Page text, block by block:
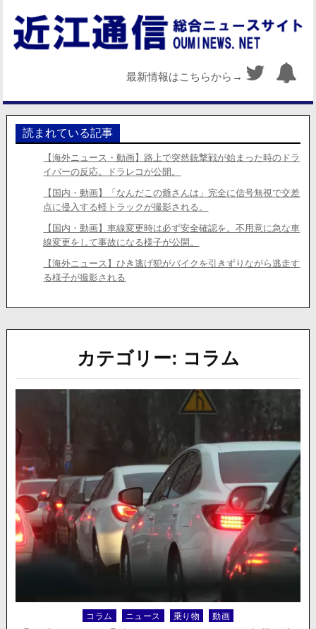
最新情報はこちらから→
読まれている記事
【海外ニュース・動画】路上で突然銃撃戦が始まった時のドラ
イバーの反応。ドラレコが公開。
【国内・動画】「なんだこの爺さんは」完全に信号無視で交差
点に侵入する軽トラックが撮影される。
【国内・動画】車線変更時は必ず安全確認を。不用意に急な車
線変更をして事故になる様子が公開。
【海外ニュース】ひき逃げ犯がバイクを引きずりながら逃走す
る様子が撮影される
カテゴリー: コラム
Posted
コラム ニュース 乗り物 動画